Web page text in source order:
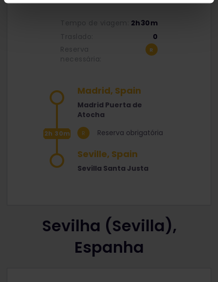
Tempo de viagem:
2h30m
Traslado:
0
Reserva
necessária:
Madrid, Spain
Madrid Puerta de
Atocha
2h 30m Reserva obrigatória
Seville, Spain
Sevilla Santa Justa
Sevilha (Sevilla),
Espanha